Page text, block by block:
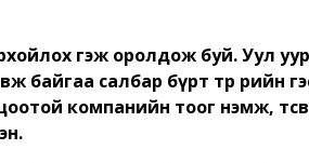
гэж оролдож буй. Уул
байгаа салбар бүрт төр өөрийн
компанийн тоог нэмж,